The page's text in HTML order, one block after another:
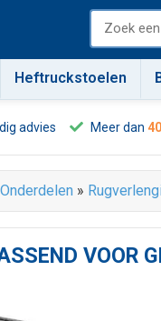
Heftruckstoelen
advies Meer dan
»
VOOR